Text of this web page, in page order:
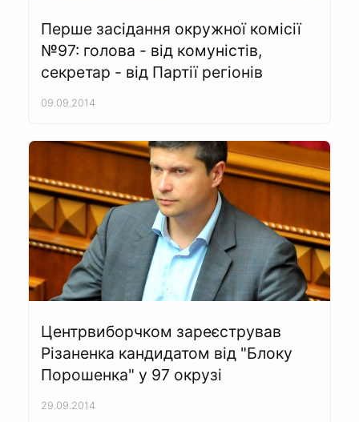
Перше засідання окружної комісії
№97: голова - від комуністів,
секретар - від Партії регіонів
09.09.2014
Центрвиборчком зареєстрував
Різаненка кандидатом від "Блоку
Порошенка" у 97 окрузі
29.09.2014